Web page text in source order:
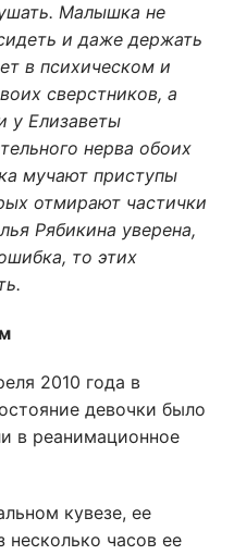
Малышка не
и даже держать
в психическом и
сверстников, а
у Елизаветы
нерва обоих
мучают приступы
отмирают частички
Рябикина уверена,
то этих
2010 года в
девочки было
в реанимационное
кувезе, ее
несколько часов ее